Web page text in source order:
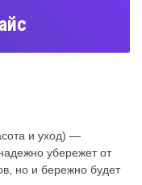
и уход) —
убережет от
но и бережно будет